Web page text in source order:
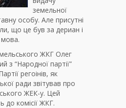
земельної
особу. Але присутні
що це був за дериан і
мова.
ЖКГ Олег
з “Народної партії”
регоінів, як
ради звітував про
ЖЕК-у. Цей
до комісії ЖКГ.